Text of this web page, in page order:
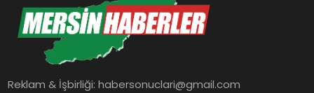
Reklam & İşbirliği:habersonuclari@gmail.com